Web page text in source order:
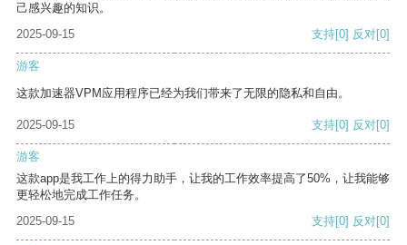
己感兴趣的知识。
2025-09-15
支持[0] 反对[0]
游客
这款加速器VPM应用程序已经为我们带来了无限的隐私和自由。
2025-09-15 支持[0] 反对[0]
游客
这款app是我工作上的得力助手，让我的工作效率提高了50%，让我能够
更轻松地完成工作任务。
2025-09-15
支持[0] 反对[0]